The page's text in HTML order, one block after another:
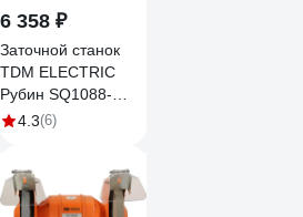
6 358 ₽
Заточной станок
TDM ELECTRIC
Рубин SQ1088-
0102
4.3(6)